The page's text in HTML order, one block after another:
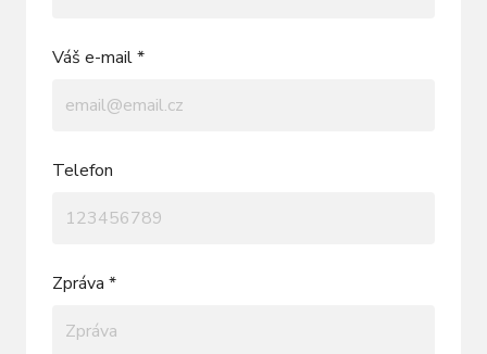
Váš e-mail *
Telefon
Zpráva *